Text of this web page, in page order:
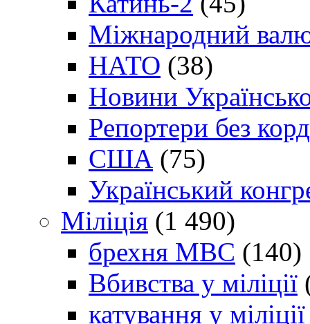
Міжнародний
НАТО (38)
Новини
Репортери без
США (75)
Український
Міліція (1 490)
брехня МВС (140)
Вбивства у міліції
катування у міліції